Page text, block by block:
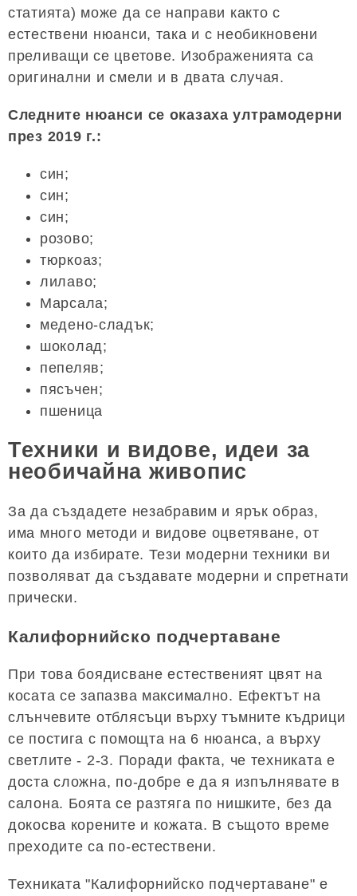
статията) може да се направи както с
естествени нюанси, така и с необикновени
преливащи се цветове. Изображенията са
оригинални и смели и в двата случая.
Следните нюанси се оказаха ултрамодерни
през 2019 г.:
син;
син;
син;
розово;
тюркоаз;
лилаво;
Марсала;
медено-сладък;
шоколад;
пепеляв;
пясъчен;
пшеница
Техники и видове, идеи за
необичайна живопис
За да създадете незабравим и ярък образ,
има много методи и видове оцветяване, от
които да избирате. Тези модерни техники ви
позволяват да създавате модерни и спретнати
прически.
Калифорнийско подчертаване
При това боядисване естественият цвят на
косата се запазва максимално. Ефектът на
слънчевите отблясъци върху тъмните къдрици
се постига с помощта на 6 нюанса, а върху
светлите - 2-3. Поради факта, че техниката е
доста сложна, по-добре е да я изпълнявате в
салона. Боята се разтяга по нишките, без да
докосва корените и кожата. В същото време
преходите са по-естествени.
Техниката "Калифорнийско подчертаване" е